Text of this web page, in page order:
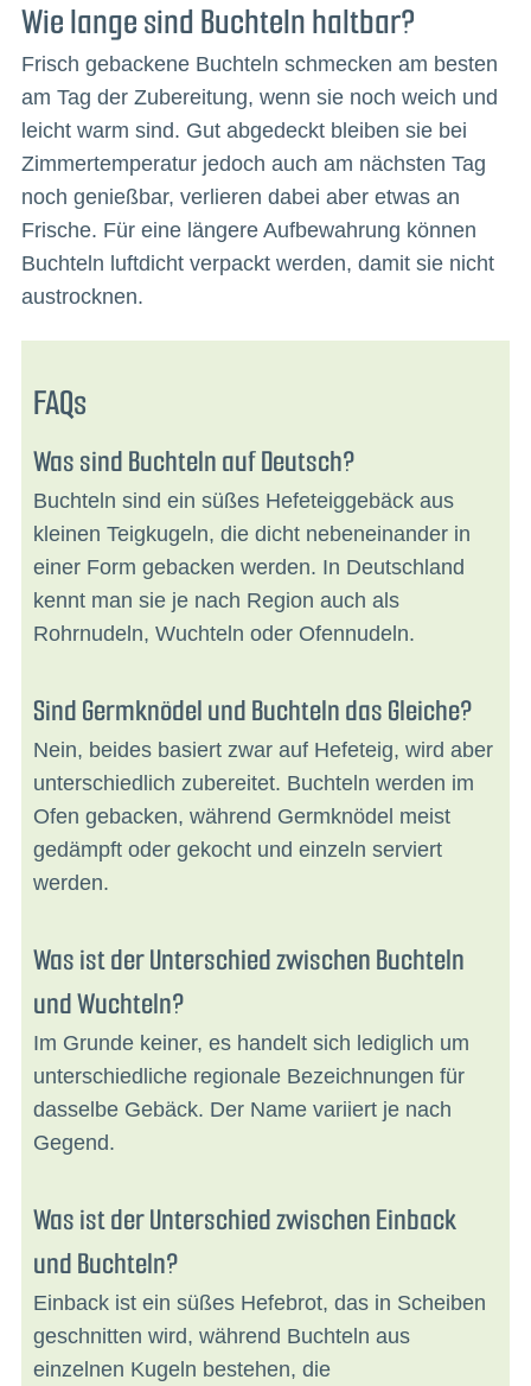
Wie lange sind Buchteln haltbar?
Frisch gebackene Buchteln schmecken am besten
am Tag der Zubereitung, wenn sie noch weich und
leicht warm sind. Gut abgedeckt bleiben sie bei
Zimmertemperatur jedoch auch am nächsten Tag
noch genießbar, verlieren dabei aber etwas an
Frische. Für eine längere Aufbewahrung können
Buchteln luftdicht verpackt werden, damit sie nicht
austrocknen.
FAQs
Was sind Buchteln auf Deutsch?
Buchteln sind ein süßes Hefeteiggebäck aus
kleinen Teigkugeln, die dicht nebeneinander in
einer Form gebacken werden. In Deutschland
kennt man sie je nach Region auch als
Rohrnudeln, Wuchteln oder Ofennudeln.
Sind Germknödel und Buchteln das Gleiche?
Nein, beides basiert zwar auf Hefeteig, wird aber
unterschiedlich zubereitet. Buchteln werden im
Ofen gebacken, während Germknödel meist
gedämpft oder gekocht und einzeln serviert
werden.
Was ist der Unterschied zwischen Buchteln
und Wuchteln?
Im Grunde keiner, es handelt sich lediglich um
unterschiedliche regionale Bezeichnungen für
dasselbe Gebäck. Der Name variiert je nach
Gegend.
Was ist der Unterschied zwischen Einback
und Buchteln?
Einback ist ein süßes Hefebrot, das in Scheiben
geschnitten wird, während Buchteln aus
einzelnen Kugeln bestehen, die